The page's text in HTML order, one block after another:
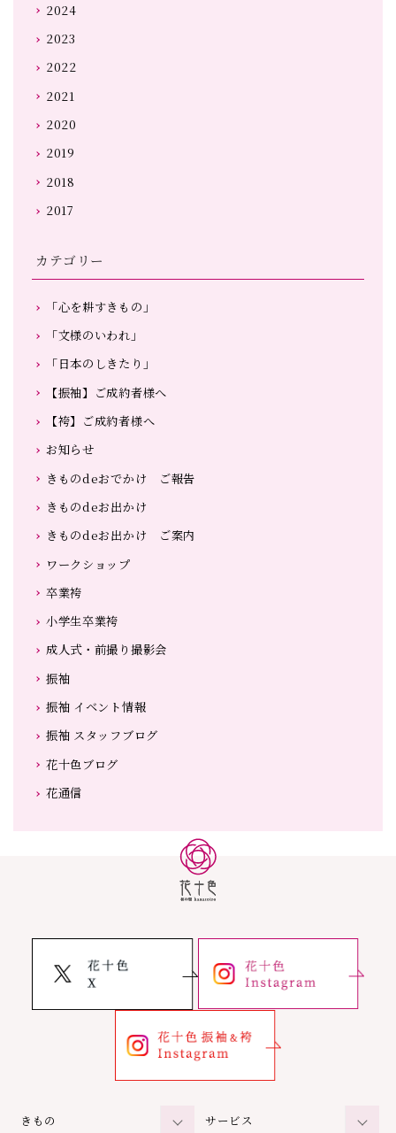
2024
2023
2022
2021
2020
2019
2018
2017
カテゴリー
「心を耕すきもの」
「文様のいわれ」
「日本のしきたり」
【振袖】ご成約者様へ
【袴】ご成約者様へ
お知らせ
きものdeおでかけ ご報告
きものdeお出かけ
きものdeお出かけ ご案内
ワークショップ
卒業袴
小学生卒業袴
成人式・前撮り撮影会
振袖
振袖 イベント情報
振袖 スタッフブログ
花十色ブログ
花通信
きもの サービス